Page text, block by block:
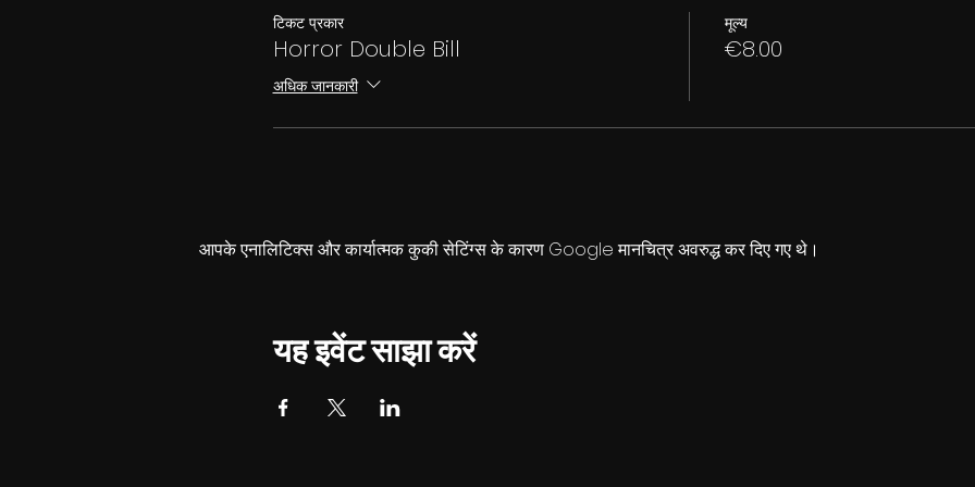
टिकट प्रकार
Horror Double Bill
अधिक जानकारी
मूल्य
€8.00
आपके एनालिटिक्स और कार्यात्मक कुकी सेटिंग्स के कारण Google मानचित्र अवरुद्ध कर दिए गए थे।
यह इवेंट साझा करें